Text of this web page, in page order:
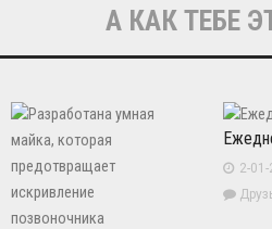
А КАК ТЕБЕ
2-